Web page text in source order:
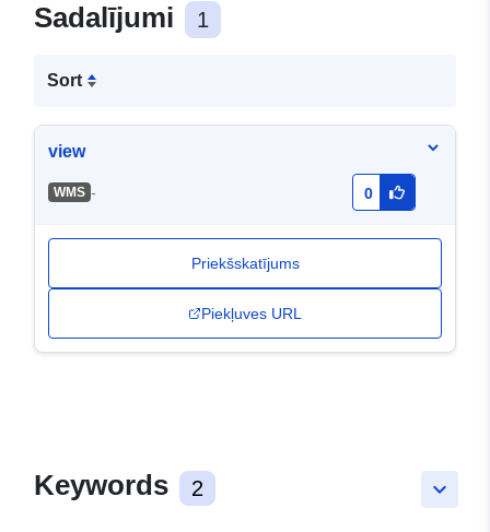
Sadalījumi 1
Sort
view
WMS - 0
Priekšskatījums
Piekļuves URL
keyboard_arrow_down
Keywords 2